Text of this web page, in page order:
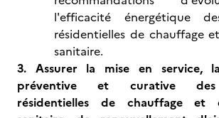
l'efficacité énergétique
résidentielles de chauffage
sanitaire.
3. Assurer la mise en service,
préventive et curative des
résidentielles de chauffage et